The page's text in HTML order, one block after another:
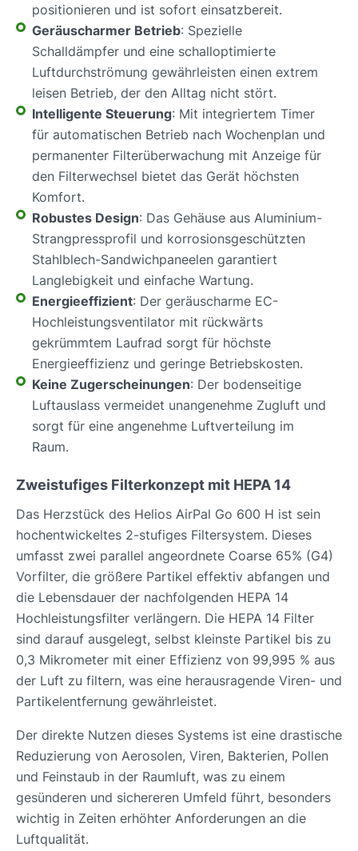
positionieren und ist sofort einsatzbereit.
Geräuscharmer Betrieb: Spezielle
Schalldämpfer und eine schalloptimierte
Luftdurchströmung gewährleisten einen extrem
leisen Betrieb, der den Alltag nicht stört.
Intelligente Steuerung: Mit integriertem Timer
für automatischen Betrieb nach Wochenplan und
permanenter Filterüberwachung mit Anzeige für
den Filterwechsel bietet das Gerät höchsten
Komfort.
Robustes Design: Das Gehäuse aus Aluminium-
Strangpressprofil und korrosionsgeschützten
Stahlblech-Sandwichpaneelen garantiert
Langlebigkeit und einfache Wartung.
Energieeffizient: Der geräuscharme EC-
Hochleistungsventilator mit rückwärts
gekrümmtem Laufrad sorgt für höchste
Energieeffizienz und geringe Betriebskosten.
Keine Zugerscheinungen: Der bodenseitige
Luftauslass vermeidet unangenehme Zugluft und
sorgt für eine angenehme Luftverteilung im
Raum.
Zweistufiges Filterkonzept mit HEPA 14
Das Herzstück des Helios AirPal Go 600 H ist sein
hochentwickeltes 2-stufiges Filtersystem. Dieses
umfasst zwei parallel angeordnete Coarse 65% (G4)
Vorfilter, die größere Partikel effektiv abfangen und
die Lebensdauer der nachfolgenden HEPA 14
Hochleistungsfilter verlängern. Die HEPA 14 Filter
sind darauf ausgelegt, selbst kleinste Partikel bis zu
0,3 Mikrometer mit einer Effizienz von 99,995 % aus
der Luft zu filtern, was eine herausragende Viren- und
Partikelentfernung gewährleistet.
Der direkte Nutzen dieses Systems ist eine drastische
Reduzierung von Aerosolen, Viren, Bakterien, Pollen
und Feinstaub in der Raumluft, was zu einem
gesünderen und sichereren Umfeld führt, besonders
wichtig in Zeiten erhöhter Anforderungen an die
Luftqualität.